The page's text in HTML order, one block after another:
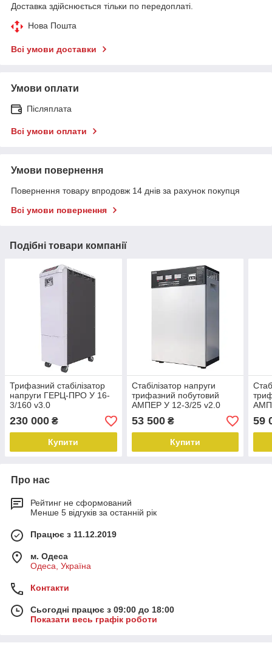
Доставка здійснюється тільки по передоплаті.
Нова Пошта
Всі умови доставки
Умови оплати
Післяплата
Всі умови оплати
Умови повернення
Повернення товару впродовж 14 днів за рахунок покупця
Всі умови повернення
Подібні товари компанії
Трифазний стабілізатор
напруги ГЕРЦ-ПРО У 16-
3/160 v3.0
230 000 ₴
Купити
Стабілізатор напруги
трифазний побутовий
АМПЕР У 12-3/25 v2.0
53 500₴
Купити
59
Про нас
Рейтинг не сформований
Менше 5 відгуків за останній рік
Працює з 11.12.2019
м. Одеса
Одеса, Україна
Контакти
Сьогодні працює з 09:00 до 18:00
Показати весь графік роботи